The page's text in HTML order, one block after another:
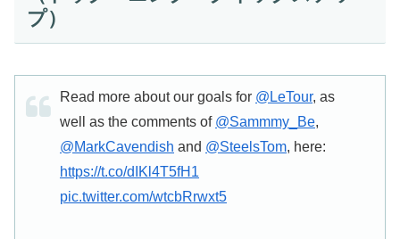
プ）
Read more about our goals for @LeTour, as
well as the comments of @Sammmy_Be,
@MarkCavendish and @SteelsTom, here:
https://t.co/dIKl4T5fH1
pic.twitter.com/wtcbRrwxt5